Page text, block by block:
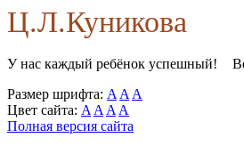
Ц.Л.Куникова
У нас каждый ребёнок успешный!
Размер шрифта: A A A
Цвет сайта: A A A A
Полная версия сайта